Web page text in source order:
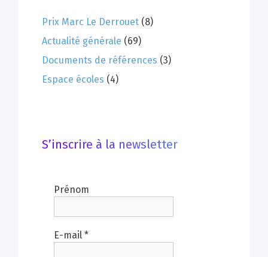
Prix Marc Le Derrouet (8)
Actualité générale (69)
Documents de références (3)
Espace écoles (4)
S’inscrire à la newsletter
Prénom
E-mail *